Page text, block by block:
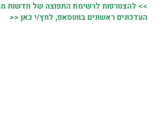
>> להצטרפות לרשימת התפוצה של חדשות
העדכונים ראשונים בווטסאפ, לחץ/י כאן <<